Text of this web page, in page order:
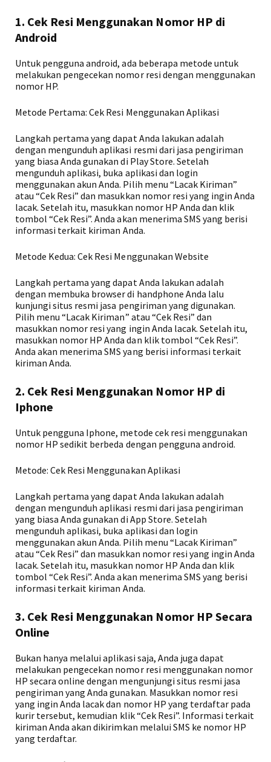
1. Cek Resi Menggunakan Nomor HP di
Android
Untuk pengguna android, ada beberapa metode untuk
melakukan pengecekan nomor resi dengan menggunakan
nomor HP.
Metode Pertama: Cek Resi Menggunakan Aplikasi
Langkah pertama yang dapat Anda lakukan adalah
dengan mengunduh aplikasi resmi dari jasa pengiriman
yang biasa Anda gunakan di Play Store. Setelah
mengunduh aplikasi, buka aplikasi dan login
menggunakan akun Anda. Pilih menu “Lacak Kiriman”
atau “Cek Resi” dan masukkan nomor resi yang ingin Anda
lacak. Setelah itu, masukkan nomor HP Anda dan klik
tombol “Cek Resi”. Anda akan menerima SMS yang berisi
informasi terkait kiriman Anda.
Metode Kedua: Cek Resi Menggunakan Website
Langkah pertama yang dapat Anda lakukan adalah
dengan membuka browser di handphone Anda lalu
kunjungi situs resmi jasa pengiriman yang digunakan.
Pilih menu “Lacak Kiriman” atau “Cek Resi” dan
masukkan nomor resi yang ingin Anda lacak. Setelah itu,
masukkan nomor HP Anda dan klik tombol “Cek Resi”.
Anda akan menerima SMS yang berisi informasi terkait
kiriman Anda.
2. Cek Resi Menggunakan Nomor HP di
Iphone
Untuk pengguna Iphone, metode cek resi menggunakan
nomor HP sedikit berbeda dengan pengguna android.
Metode: Cek Resi Menggunakan Aplikasi
Langkah pertama yang dapat Anda lakukan adalah
dengan mengunduh aplikasi resmi dari jasa pengiriman
yang biasa Anda gunakan di App Store. Setelah
mengunduh aplikasi, buka aplikasi dan login
menggunakan akun Anda. Pilih menu “Lacak Kiriman”
atau “Cek Resi” dan masukkan nomor resi yang ingin Anda
lacak. Setelah itu, masukkan nomor HP Anda dan klik
tombol “Cek Resi”. Anda akan menerima SMS yang berisi
informasi terkait kiriman Anda.
3. Cek Resi Menggunakan Nomor HP Secara
Online
Bukan hanya melalui aplikasi saja, Anda juga dapat
melakukan pengecekan nomor resi menggunakan nomor
HP secara online dengan mengunjungi situs resmi jasa
pengiriman yang Anda gunakan. Masukkan nomor resi
yang ingin Anda lacak dan nomor HP yang terdaftar pada
kurir tersebut, kemudian klik “Cek Resi”. Informasi terkait
kiriman Anda akan dikirimkan melalui SMS ke nomor HP
yang terdaftar.